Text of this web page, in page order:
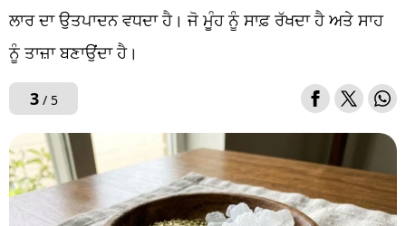
ਲਾਰ ਦਾ ਉਤਪਾਦਨ ਵਧਦਾ ਹੈ। ਜੋ ਮੂੰਹ ਨੂੰ ਸਾਫ਼ ਰੱਖਦਾ ਹੈ ਅਤੇ ਸਾਹ
ਨੂੰ ਤਾਜ਼ਾ ਬਣਾਉਂਦਾ ਹੈ।
3/ 5